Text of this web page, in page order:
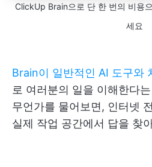
ClickUp Brain으로 단 한 번의 비용
세요
Brain이 일반적인 AI 도구와
로 여러분의 일을 이해한다
무언가를 물어보면, 인터넷
실제 작업 공간에서 답을 찾